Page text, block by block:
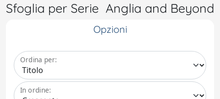
Sfoglia per Serie Anglia and Beyond
Opzioni
Ordina per:
In ordine: